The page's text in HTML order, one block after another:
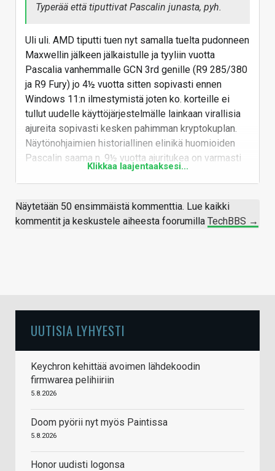
Typerää että tiputtivat Pascalin junasta, pyh.
Uli uli. AMD tiputti tuen nyt samalla tuelta pudonneen
Maxwellin jälkeen jälkaistulle ja tyyliin vuotta
Pascalia vanhemmalle GCN 3rd genille (R9 285/380
ja R9 Fury) jo 4½ vuotta sitten sopivasti ennen
Windows 11:n ilmestymistä joten ko. korteille ei
tullut uudelle käyttöjärjestelmälle lainkaan virallisia
ajureita sopivasti kesken pahimman kryptokuplan.
Näytönohjaimien historiallinen elinikä huomioiden
Pascalin saama n. 9½ vuotta ajuritukea on varmasti
parhaimmasta päästä Maxwellin 11 vuoden
mittaisesta tuesta puhumattakaan. Ne pysyvät tähän
mennessä julkaistuissa peleissä
minimivaatimuksista riippuen yhä käyttökelpoisina
kortteina edelleenkin ainakin sen muutaman vuoden
Klikkaa laajentaaksesi...
Näytetään 50 ensimmäistä kommenttia. Lue kaikki
kommentit ja keskustele aiheesta foorumilla TechBBS →
UUTISIA LYHYESTI
Keychron kehittää avoimen lähdekoodin
firmwarea pelihiiriin
5.8.2026
Doom pyörii nyt myös Paintissa
5.8.2026
Honor uudisti logonsa